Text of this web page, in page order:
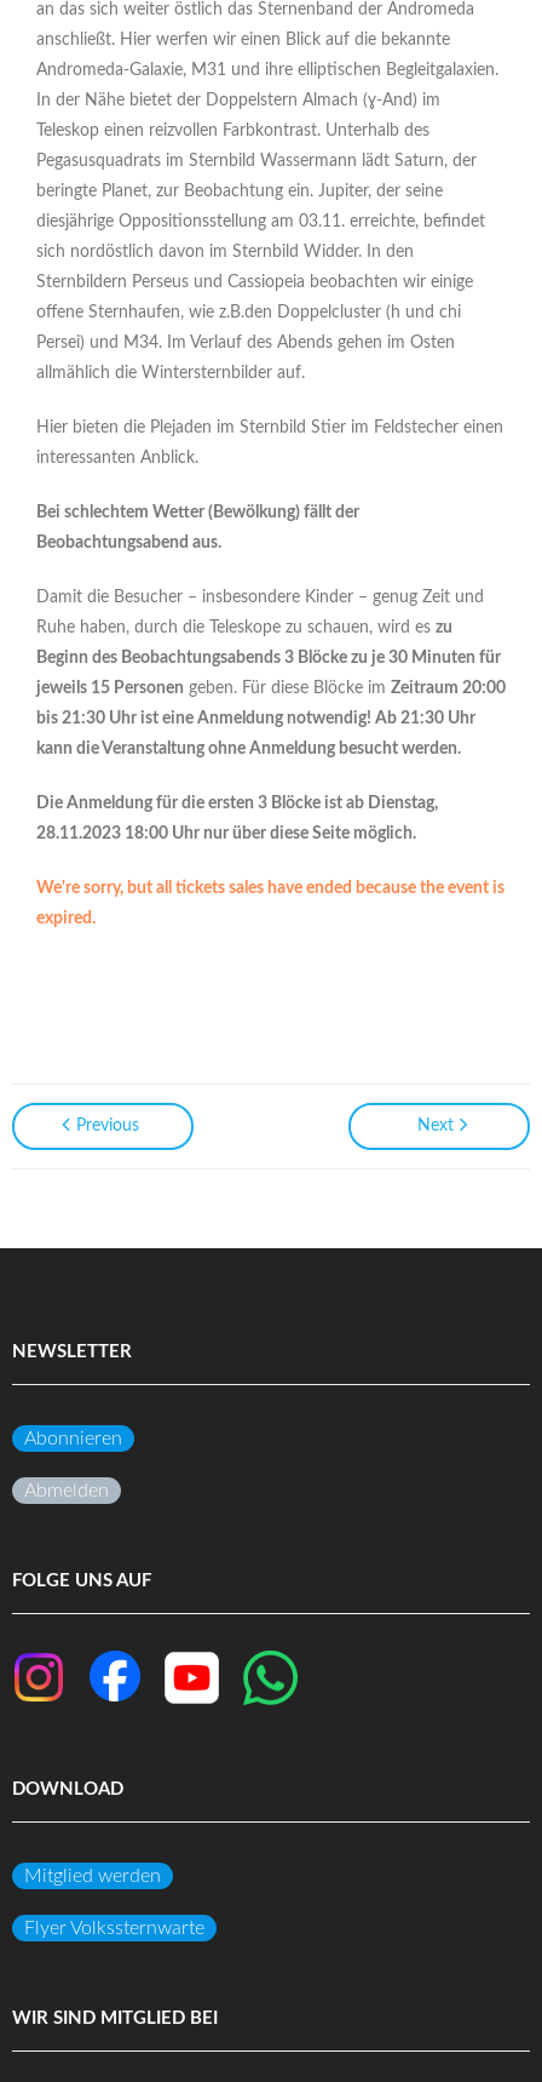
an das sich weiter östlich das Sternenband der Andromeda
anschließt. Hier werfen wir einen Blick auf die bekannte
Andromeda-Galaxie, M31 und ihre elliptischen Begleitgalaxien.
In der Nähe bietet der Doppelstern Almach (ɣ-And) im
Teleskop einen reizvollen Farbkontrast. Unterhalb des
Pegasusquadrats im Sternbild Wassermann lädt Saturn, der
beringte Planet, zur Beobachtung ein. Jupiter, der seine
diesjährige Oppositionsstellung am 03.11. erreichte, befindet
sich nordöstlich davon im Sternbild Widder. In den
Sternbildern Perseus und Cassiopeia beobachten wir einige
offene Sternhaufen, wie z.B.den Doppelcluster (h und chi
Persei) und M34. Im Verlauf des Abends gehen im Osten
allmählich die Wintersternbilder auf.
Hier bieten die Plejaden im Sternbild Stier im Feldstecher einen
interessanten Anblick.
Bei schlechtem Wetter (Bewölkung) fällt der
Beobachtungsabend aus.
Damit die Besucher – insbesondere Kinder – genug Zeit und
Ruhe haben, durch die Teleskope zu schauen, wird es zu
Beginn des Beobachtungsabends 3 Blöcke zu je 30 Minuten für
jeweils 15 Personen geben. Für diese Blöcke im Zeitraum 20:00
bis 21:30 Uhr ist eine Anmeldung notwendig! Ab 21:30 Uhr
kann die Veranstaltung ohne Anmeldung besucht werden.
Die Anmeldung für die ersten 3 Blöcke ist ab Dienstag,
28.11.2023 18:00 Uhr nur über diese Seite möglich.
We're sorry, but all tickets sales have ended because the event is
expired.
Previous Next
NEWSLETTER
Abonnieren
Abmelden
FOLGE UNS AUF
DOWNLOAD
Mitglied werden
Flyer Volkssternwarte
WIR SIND MITGLIED BEI